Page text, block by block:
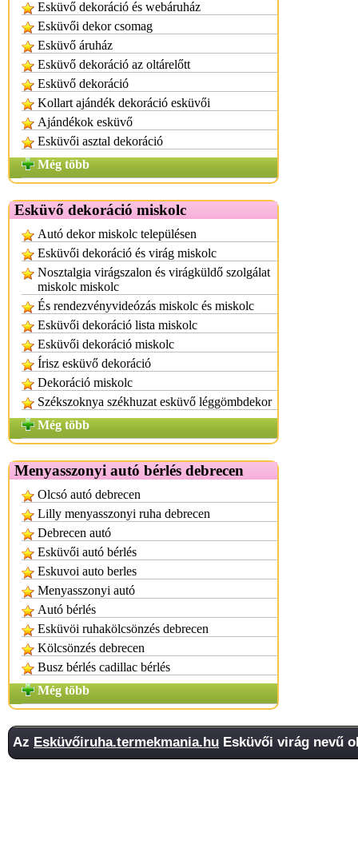
Esküvő dekoráció és webáruház
Esküvői dekor csomag
Esküvő áruház
Esküvő dekoráció az oltárelőtt
Esküvő dekoráció
Kollart ajándék dekoráció esküvői
Ajándékok esküvő
Esküvői asztal dekoráció
Még több
Esküvő dekoráció miskolc
Autó dekor miskolc településen
Esküvői dekoráció és virág miskolc
Nosztalgia virágszalon és virágküldő szolgálat
miskolc miskolc
És rendezvényvideózás miskolc és miskolc
Esküvői dekoráció lista miskolc
Esküvői dekoráció miskolc
Írisz esküvő dekoráció
Dekoráció miskolc
Székszoknya székhuzat esküvő léggömbdekor
Még több
Menyasszonyi autó bérlés debrecen
Olcsó autó debrecen
Lilly menyasszonyi ruha debrecen
Debrecen autó
Esküvői autó bérlés
Eskuvoi auto berles
Menyasszonyi autó
Autó bérlés
Esküvöi ruhakölcsönzés debrecen
Kölcsönzés debrecen
Busz bérlés cadillac bérlés
Még több
Az Esküvőiruha.termekmania.hu Esküvői virág nevű